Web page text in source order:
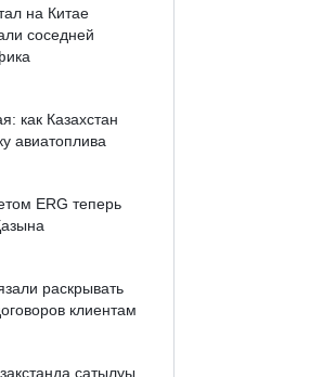
на Китае
соседней
как Казахстан
авиатоплива
ERG теперь
раскрывать
клиентам
сатылуы